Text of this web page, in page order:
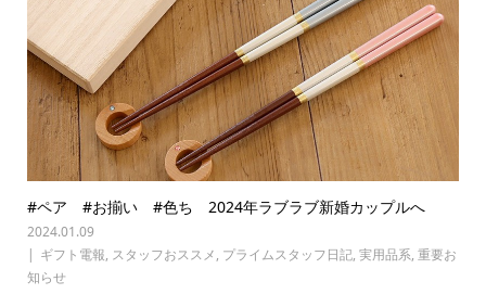
#ペア #お揃い #色ち 2024年ラブラブ新婚カップルへ
2024.01.09
ギフト電報, スタッフおススメ, プライムスタッフ日記, 実用品系, 重要お
知らせ